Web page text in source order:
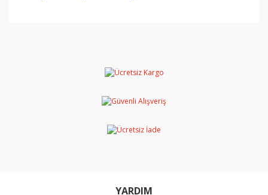
Yorum Yaz
Ürün açıklamasında eksik bilgiler bulunuyor.
YARDIM